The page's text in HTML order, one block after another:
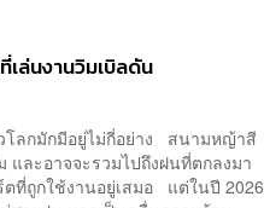
เล่นงานวิมเบิลดัน
โลกมักมีอยู่ไม่กี่อย่าง สนามหญ้าสี
และอาจจะรวมไปถึงฝนที่ตกลงมา
ตที่ถูกใช้งานอยู่เสมอ แต่ในปี 2026